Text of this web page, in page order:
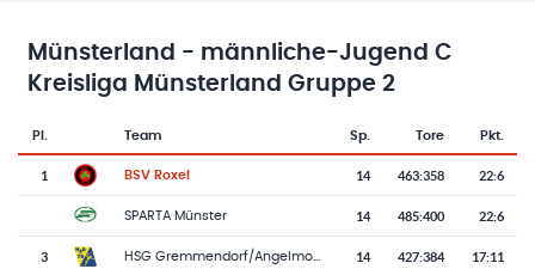
Münsterland - männliche-Jugend C
Kreisliga Münsterland Gruppe 2
Tabelle mit Vereinsplatzierungen, Spielen, Toren und Punkten
Pl.
Team-Logo
Team Sp. Tore Pkt.
1 BSV Roxel 14 463:358 22:6
SPARTA Münster 14 485:400 22:6
3 14 427:384 17:11